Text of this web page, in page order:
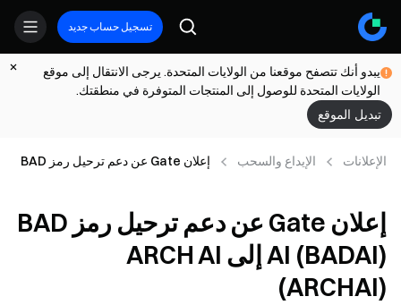
تسجيل حساب جديد
يبدو أنك تتصفح موقعنا من الولايات المتحدة. يرجى الانتقال إلى موقع
الولايات المتحدة للوصول إلى المنتجات المتوفرة في منطقتك.
تبديل الموقع
الإعلانات الإيداع والسحب
إعلان Gate عن دعم ترحيل رمز BAD
إعلان Gate عن دعم ترحيل رمز BAD
AI (BADAI) إلى ARCH AI
(ARCHAI)